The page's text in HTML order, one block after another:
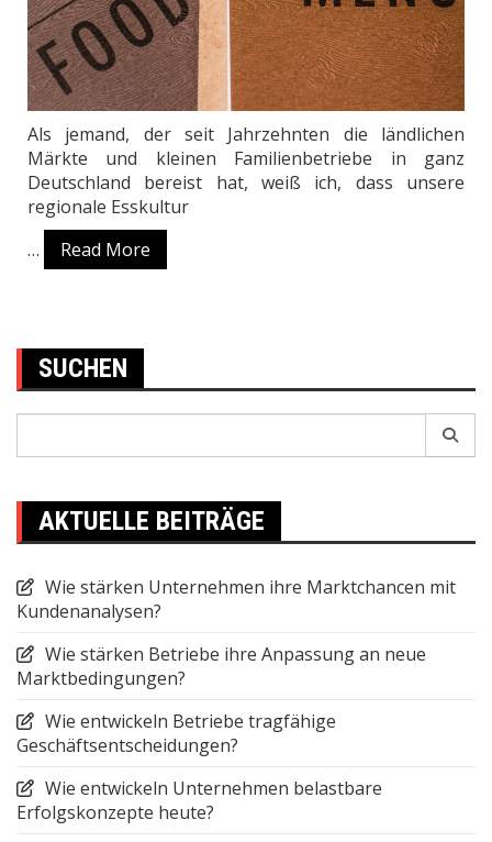
Als jemand, der seit Jahrzehnten die ländlichen
Märkte und kleinen Familienbetriebe in ganz
Deutschland bereist hat, weiß ich, dass unsere
regionale Esskultur
…
Read More
SUCHEN
AKTUELLE BEITRÄGE
Wie stärken Unternehmen ihre Marktchancen mit
Kundenanalysen?
Wie stärken Betriebe ihre Anpassung an neue
Marktbedingungen?
Wie entwickeln Betriebe tragfähige
Geschäftsentscheidungen?
Wie entwickeln Unternehmen belastbare
Erfolgskonzepte heute?